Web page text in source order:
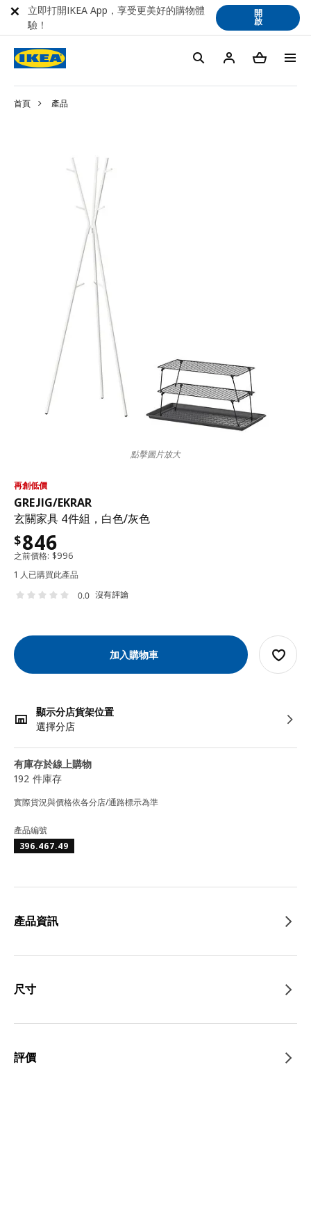
首頁 產品
再創低價
GREJIG/EKRAR
玄關家具 4件組，白色/灰色
$846
之前價格: $996
1 人已購買此產品
0.0 沒有評論
加入購物車
顯示分店貨架位置
選擇分店
有庫存於線上購物
192 件庫存
實際貨況與價格依各分店/通路標示為準
點擊圖片放大
產品編號
396.467.49
產品資訊
尺寸
評價
立即打開IKEA App，享受更美好的購物體
驗！
開
啟